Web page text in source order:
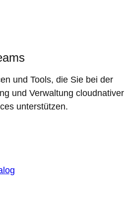
und Tools, die Sie bei der
und Verwaltung cloudnativer
unterstützen.